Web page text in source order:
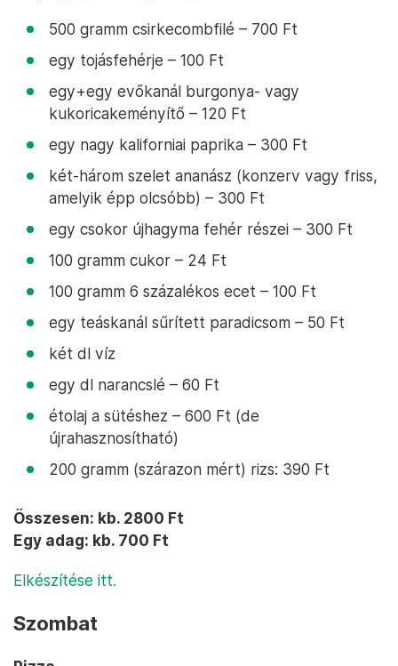
500 gramm csirkecombfilé – 700 Ft
egy tojásfehérje – 100 Ft
egy+egy evőkanál burgonya- vagy
kukoricakeményítő – 120 Ft
egy nagy kaliforniai paprika – 300 Ft
két-három szelet ananász (konzerv vagy friss,
amelyik épp olcsóbb) – 300 Ft
egy csokor újhagyma fehér részei – 300 Ft
100 gramm cukor – 24 Ft
100 gramm 6 százalékos ecet – 100 Ft
egy teáskanál sűrített paradicsom – 50 Ft
két dl víz
egy dl narancslé – 60 Ft
étolaj a sütéshez – 600 Ft (de
újrahasznosítható)
200 gramm (szárazon mért) rizs: 390 Ft
Összesen: kb. 2800 Ft
Egy adag: kb. 700 Ft
Elkészítése itt.
Szombat